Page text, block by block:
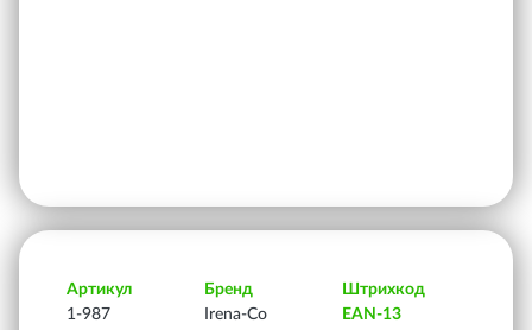
Артикул
1-987
Бренд
Irena-Co
Штрихкод
EAN-13